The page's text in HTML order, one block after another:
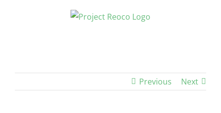
Previous Next